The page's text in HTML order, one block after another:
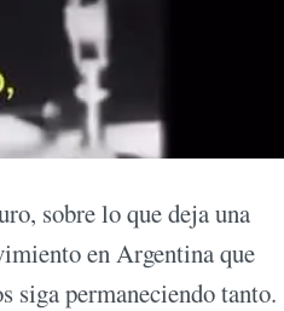
sobre lo que deja una
en Argentina que
siga permaneciendo tanto.